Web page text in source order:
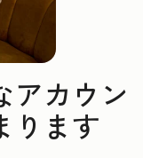
アカウン
ります